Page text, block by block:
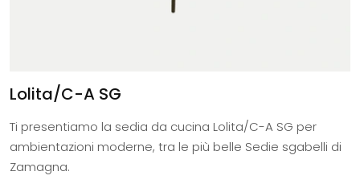
Lolita/C-A SG
Ti presentiamo la sedia da cucina Lolita/C-A SG per
ambientazioni moderne, tra le più belle Sedie sgabelli di
Zamagna.